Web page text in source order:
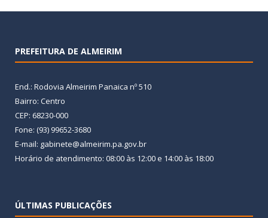
PREFEITURA DE ALMEIRIM
End.: Rodovia Almeirim Panaica nº 510
Bairro: Centro
CEP: 68230-000
Fone: (93) 99652-3680
E-mail: gabinete@almeirim.pa.gov.br
Horário de atendimento: 08:00 às 12:00 e 14:00 às 18:00
ÚLTIMAS PUBLICAÇÕES